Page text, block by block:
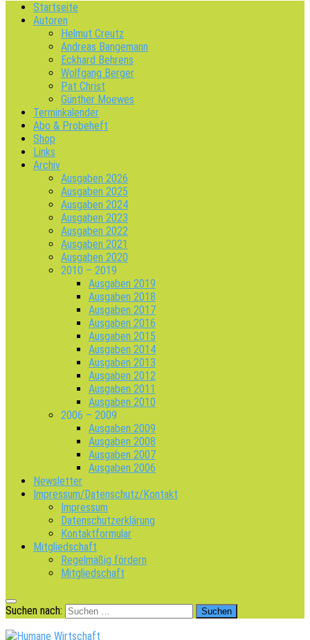
Startseite
Autoren
Helmut Creutz
Andreas Bangemann
Eckhard Behrens
Wolfgang Berger
Pat Christ
Günther Moewes
Terminkalender
Abo & Probeheft
Shop
Links
Archiv
Ausgaben 2026
Ausgaben 2025
Ausgaben 2024
Ausgaben 2023
Ausgaben 2022
Ausgaben 2021
Ausgaben 2020
2010 – 2019
Ausgaben 2019
Ausgaben 2018
Ausgaben 2017
Ausgaben 2016
Ausgaben 2015
Ausgaben 2014
Ausgaben 2013
Ausgaben 2012
Ausgaben 2011
Ausgaben 2010
2006 – 2009
Ausgaben 2009
Ausgaben 2008
Ausgaben 2007
Ausgaben 2006
Newsletter
Impressum/Datenschutz/Kontakt
Impressum
Datenschutzerklärung
Kontaktformular
Mitgliedschaft
Regelmäßig fördern
Mitgliedschaft
Suchen nach: